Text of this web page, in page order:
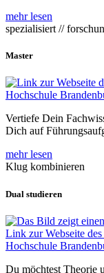
mehr lesen
spezialisiert //
Master
Vertiefe Dein
Dich auf
mehr lesen
Klug kombinieren
Dual studieren
Du möchtest Theorie